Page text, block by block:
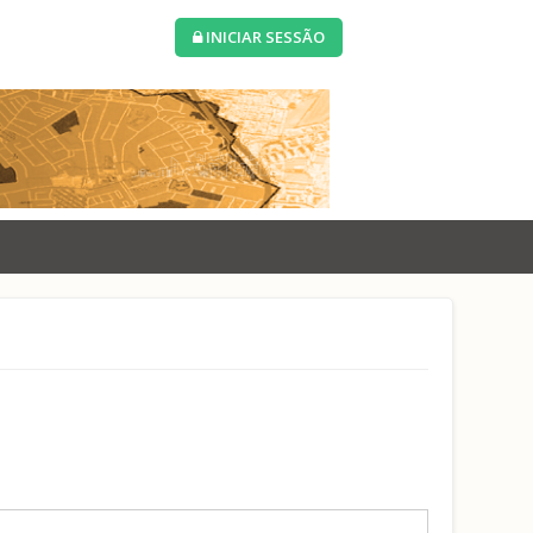
INICIAR SESSÃO